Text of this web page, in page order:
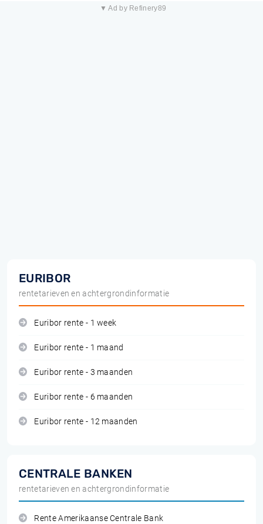
▼ Ad by Refinery89
EURIBOR
rentetarieven en achtergrondinformatie
Euribor rente - 1 week
Euribor rente - 1 maand
Euribor rente - 3 maanden
Euribor rente - 6 maanden
Euribor rente - 12 maanden
CENTRALE BANKEN
rentetarieven en achtergrondinformatie
Rente Amerikaanse Centrale Bank